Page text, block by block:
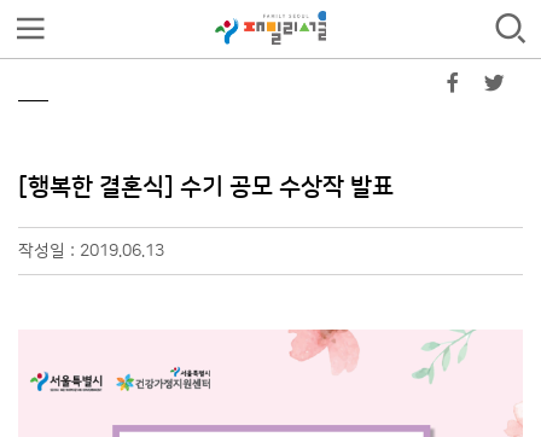
[행복한 결혼식] 수기 공모 수상작 발표
작성일 : 2019.06.13